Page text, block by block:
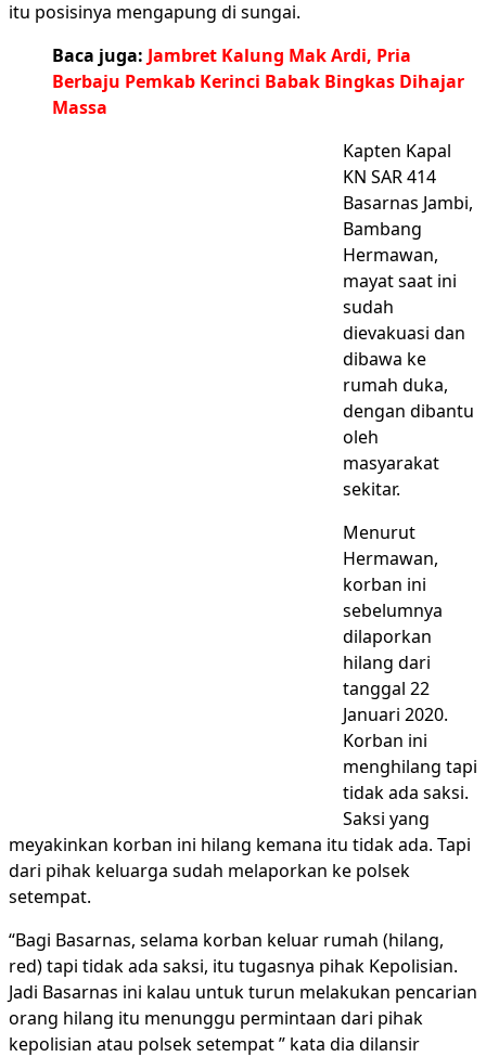
itu posisinya mengapung di sungai.
Baca juga: Jambret Kalung Mak Ardi, Pria
Berbaju Pemkab Kerinci Babak Bingkas Dihajar
Massa
Kapten Kapal
KN SAR 414
Basarnas Jambi,
Bambang
Hermawan,
mayat saat ini
sudah
dievakuasi dan
dibawa ke
rumah duka,
dengan dibantu
oleh
masyarakat
sekitar.
Menurut
Hermawan,
korban ini
sebelumnya
dilaporkan
hilang dari
tanggal 22
Januari 2020.
Korban ini
menghilang tapi
tidak ada saksi.
Saksi yang
meyakinkan korban ini hilang kemana itu tidak ada. Tapi
dari pihak keluarga sudah melaporkan ke polsek
setempat.
“Bagi Basarnas, selama korban keluar rumah (hilang,
red) tapi tidak ada saksi, itu tugasnya pihak Kepolisian.
Jadi Basarnas ini kalau untuk turun melakukan pencarian
orang hilang itu menunggu permintaan dari pihak
kepolisian atau polsek setempat ” kata dia dilansir